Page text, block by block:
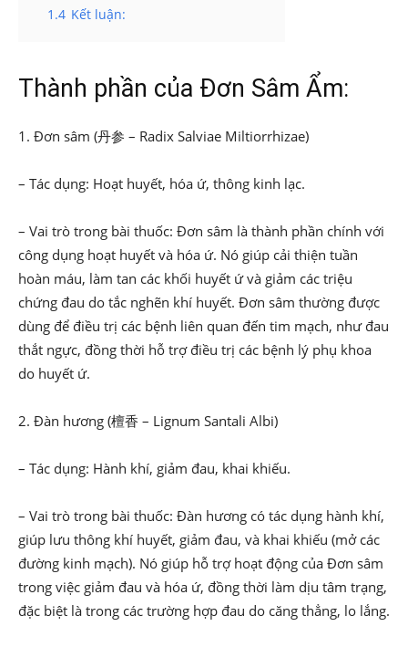
1.4 Kết luận:
Thành phần của Đơn Sâm Ẩm:
1. Đơn sâm (丹参 – Radix Salviae Miltiorrhizae)
– Tác dụng: Hoạt huyết, hóa ứ, thông kinh lạc.
– Vai trò trong bài thuốc: Đơn sâm là thành phần chính với
công dụng hoạt huyết và hóa ứ. Nó giúp cải thiện tuần
hoàn máu, làm tan các khối huyết ứ và giảm các triệu
chứng đau do tắc nghẽn khí huyết. Đơn sâm thường được
dùng để điều trị các bệnh liên quan đến tim mạch, như đau
thắt ngực, đồng thời hỗ trợ điều trị các bệnh lý phụ khoa
do huyết ứ.
2. Đàn hương (檀香 – Lignum Santali Albi)
– Tác dụng: Hành khí, giảm đau, khai khiếu.
– Vai trò trong bài thuốc: Đàn hương có tác dụng hành khí,
giúp lưu thông khí huyết, giảm đau, và khai khiếu (mở các
đường kinh mạch). Nó giúp hỗ trợ hoạt động của Đơn sâm
trong việc giảm đau và hóa ứ, đồng thời làm dịu tâm trạng,
đặc biệt là trong các trường hợp đau do căng thẳng, lo lắng.